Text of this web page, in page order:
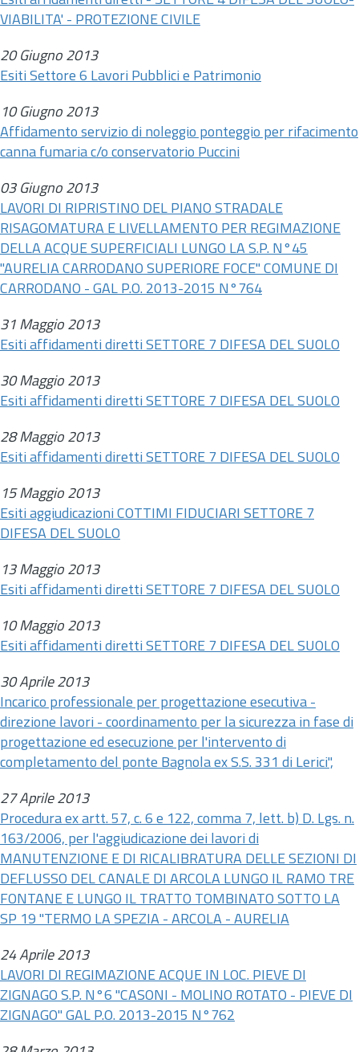
VIABILITA' - PROTEZIONE CIVILE
20 Giugno 2013
Esiti Settore 6 Lavori Pubblici e Patrimonio
10 Giugno 2013
Affidamento servizio di noleggio ponteggio per rifacimento
canna fumaria c/o conservatorio Puccini
03 Giugno 2013
LAVORI DI RIPRISTINO DEL PIANO STRADALE
RISAGOMATURA E LIVELLAMENTO PER REGIMAZIONE
DELLA ACQUE SUPERFICIALI LUNGO LA S.P. N°45
"AURELIA CARRODANO SUPERIORE FOCE" COMUNE DI
CARRODANO - GAL P.O. 2013-2015 N°764
31 Maggio 2013
Esiti affidamenti diretti SETTORE 7 DIFESA DEL SUOLO
30 Maggio 2013
Esiti affidamenti diretti SETTORE 7 DIFESA DEL SUOLO
28 Maggio 2013
Esiti affidamenti diretti SETTORE 7 DIFESA DEL SUOLO
15 Maggio 2013
Esiti aggiudicazioni COTTIMI FIDUCIARI SETTORE 7
DIFESA DEL SUOLO
13 Maggio 2013
Esiti affidamenti diretti SETTORE 7 DIFESA DEL SUOLO
10 Maggio 2013
Esiti affidamenti diretti SETTORE 7 DIFESA DEL SUOLO
30 Aprile 2013
Incarico professionale per progettazione esecutiva -
direzione lavori - coordinamento per la sicurezza in fase di
progettazione ed esecuzione per l'intervento di
completamento del ponte Bagnola ex S.S. 331 di Lerici",
27 Aprile 2013
Procedura ex artt. 57, c. 6 e 122, comma 7, lett. b) D. Lgs. n.
163/2006, per l'aggiudicazione dei lavori di
MANUTENZIONE E DI RICALIBRATURA DELLE SEZIONI DI
DEFLUSSO DEL CANALE DI ARCOLA LUNGO IL RAMO TRE
FONTANE E LUNGO IL TRATTO TOMBINATO SOTTO LA
SP 19 "TERMO LA SPEZIA - ARCOLA - AURELIA
24 Aprile 2013
LAVORI DI REGIMAZIONE ACQUE IN LOC. PIEVE DI
ZIGNAGO S.P. N°6 "CASONI - MOLINO ROTATO - PIEVE DI
ZIGNAGO" GAL P.O. 2013-2015 N°762